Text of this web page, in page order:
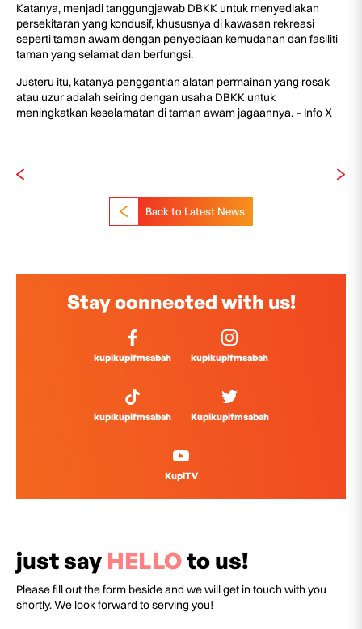
Katanya, menjadi tanggungjawab DBKK untuk menyediakan
persekitaran yang kondusif, khususnya di kawasan rekreasi
seperti taman awam dengan penyediaan kemudahan dan fasiliti
taman yang selamat dan berfungsi.
Justeru itu, katanya penggantian alatan permainan yang rosak
atau uzur adalah seiring dengan usaha DBKK untuk
meningkatkan keselamatan di taman awam jagaannya. – Info X
Back to Latest News
Stay connected with us!
kupikupifmsabah kupikupifmsabah
kupikupifmsabah Kupikupifmsabah
KupiTV
just say HELLOto us!
Please fill out the form beside and we will get in touch with you
shortly. We look forward to serving you!